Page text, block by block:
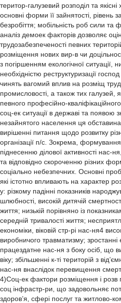
територ-галузевий розподіл та
основні форми її зайнятості, рівень
безробіття; мобільність роб сили та
аналіз демоек факторів дозволяє
трудозабезпеченості певних
розміщення нових вир-в чи
з погіршенням екологічної ситуації,
необхідністю реструктуризації
чинять вагомий вплив на розміщ
промисловості, а також тих галузей,
певного професійно-
соц-ек ситуації в державі та появою
незайнятого населення ця
вирішенні питання щодо розвитку
організації п/с. Зокрема,
піднесенню ділової активності нас-
та відповідно скороченню різних
соціально небезпечних. Основні
які істотно впливають на характер
у: різкому падінні показників
шлюбності, високій дитячій
життя; низькій порівняно із
середній тривалості життя;
економіки, віковій стр-рі нас-ня4
виробничого травматизму;
працездатне нас-ня з боку осіб, що
віку; збільшенні к-ті територій з
нас-ня внаслідок перевищення
4)Соц-ек фактори розміщення і розв
соц інфрастр-ри, що задовольняє
здоров’я, сфері послуг та житлово-